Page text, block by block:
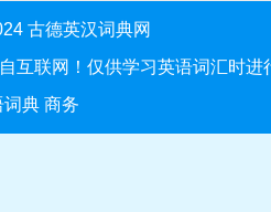
古德英汉词典网
互联网！仅供学习英语词汇时进
词典 商务